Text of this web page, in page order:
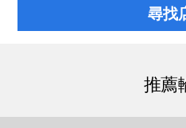
尋找
推薦